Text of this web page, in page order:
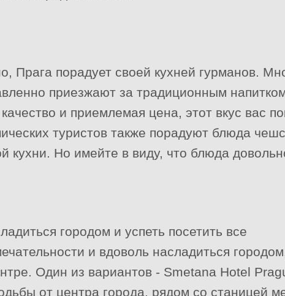
Прага порадует своей кухней гурманов.
приезжают за традиционным
и приемлемая цена, этот вкус вас
туристов также порадуют блюда
кухни. Но имейте в виду, что блюда
городом и успеть посетить все
и вдоволь насладиться
Один из вариантов - Smetana Hotel
от центра города, рядом со станицей